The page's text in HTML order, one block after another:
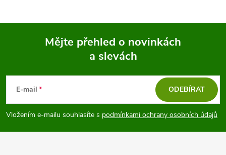
p
a
Mějte přehled o novinkách
a slevách
E-mail
Vložením e-mailu souhlasíte s podmínkami ochrany osobních údajů
ODEBÍRAT